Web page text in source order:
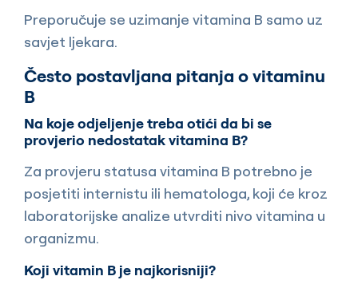
Preporučuje se uzimanje vitamina B samo uz
savjet ljekara.
Često postavljana pitanja o vitaminu
B
Na koje odjeljenje treba otići da bi se
provjerio nedostatak vitamina B?
Za provjeru statusa vitamina B potrebno je
posjetiti internistu ili hematologa, koji će kroz
laboratorijske analize utvrditi nivo vitamina u
organizmu.
Koji vitamin B je najkorisniji?